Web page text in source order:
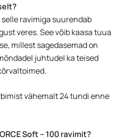
ravimiga suurendab
veres. See võib kaasa tuua
millest sagedasemad on
juhtudel ka teised
vähemalt 24 tundi enne
Soft – 100 ravimit?